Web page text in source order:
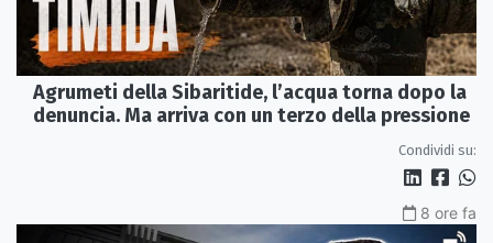
Agrumeti della Sibaritide, l’acqua torna dopo la
denuncia. Ma arriva con un terzo della pressione
Condividi su:
8 ore fa